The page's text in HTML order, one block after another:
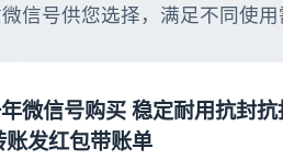
信号供您选择，满足不同使用
微信号购买 稳定耐用抗封抗
账发红包带账单